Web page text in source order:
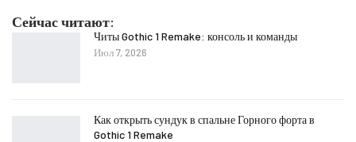
Сейчас читают:
Читы Gothic 1 Remake: консоль и команды
Июл 7, 2026
Как открыть сундук в спальне Горного форта в
Gothic 1 Remake